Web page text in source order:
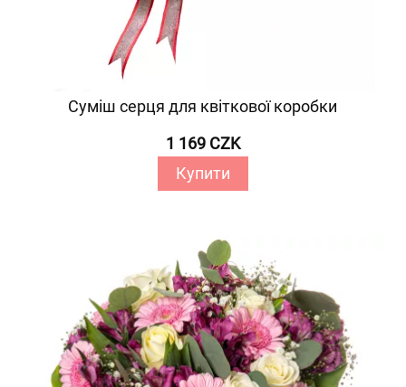
Суміш серця для квіткової коробки
1 169 CZK
Купити